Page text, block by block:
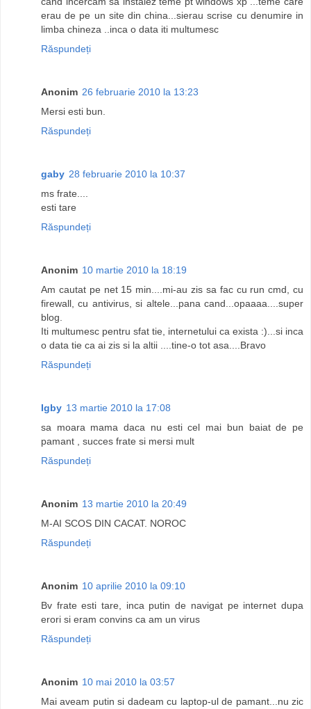
erau de pe un site din china...sierau scrise cu denumire in
limba chineza ..inca o data iti multumesc
Răspundeți
Anonim 26 februarie 2010 la 13:23
Mersi esti bun.
Răspundeți
gaby 28 februarie 2010 la 10:37
ms frate....
esti tare
Răspundeți
Anonim 10 martie 2010 la 18:19
Am cautat pe net 15 min....mi-au zis sa fac cu run cmd, cu
firewall, cu antivirus, si altele...pana cand...opaaaa....super
blog.
Iti multumesc pentru sfat tie, internetului ca exista :)...si inca
o data tie ca ai zis si la altii ....tine-o tot asa....Bravo
Răspundeți
Igby 13 martie 2010 la 17:08
sa moara mama daca nu esti cel mai bun baiat de pe
pamant , succes frate si mersi mult
Răspundeți
Anonim 13 martie 2010 la 20:49
M-AI SCOS DIN CACAT. NOROC
Răspundeți
Anonim 10 aprilie 2010 la 09:10
Bv frate esti tare, inca putin de navigat pe internet dupa
erori si eram convins ca am un virus
Răspundeți
Anonim 10 mai 2010 la 03:57
Mai aveam putin si dadeam cu laptop-ul de pamant...nu zic